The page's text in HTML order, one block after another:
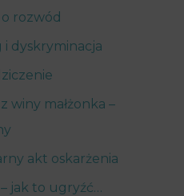
rozwód
i dyskryminacja
winy małżonka –
akt oskarżenia
jak to ugryźć…